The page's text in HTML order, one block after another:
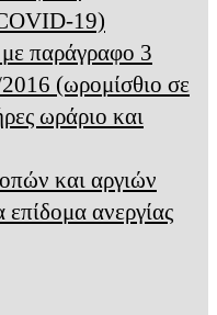
19)
με παράγραφο 3
(ωρομίσθιο σε
ωράριο και
και αργιών
επίδομα ανεργίας